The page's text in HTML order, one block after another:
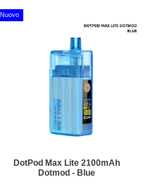
Nuovo
DotPod Max Lite 2100mAh
Dotmod - Blue